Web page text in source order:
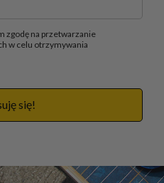
zgodę na przetwarzanie
w celu otrzymywania
się!